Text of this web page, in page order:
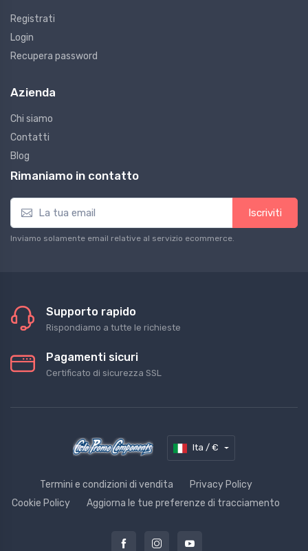
Registrati
Login
Recupera password
Azienda
Chi siamo
Contatti
Blog
Rimaniamo in contatto
Iscriviti
Inviamo solamente email relative al servizio ecommerce.
Supporto rapido
Rispondiamo a tutte le richieste
Pagamenti sicuri
Certificato di sicurezza SSL
Ita / €
Termini e condizioni di vendita
Privacy Policy
Cookie Policy
Aggiorna le tue preferenze di tracciamento